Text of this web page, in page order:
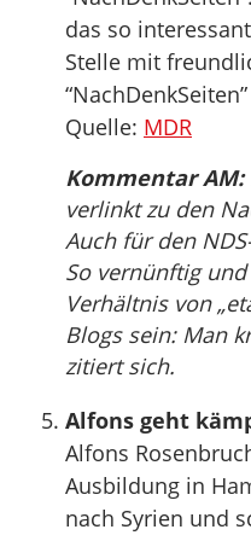
das so
Stelle mit
Quelle: MDR
Kommentar AM:
verlinkt zu den
Auch für den
So vernünftig
Verhältnis von
Blogs sein: Man
zitiert sich.
Alfons geht
Alfons
Ausbildung in
nach Syrien und